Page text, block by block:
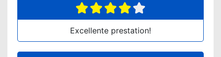
Excellente prestation!